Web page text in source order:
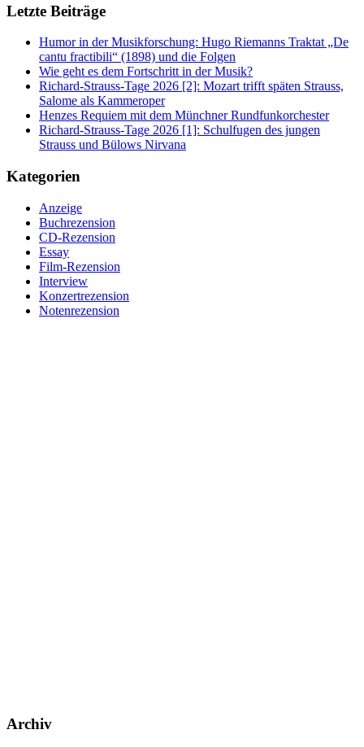
Letzte Beiträge
Humor in der Musikforschung: Hugo Riemanns Traktat „De
cantu fractibili“ (1898) und die Folgen
Wie geht es dem Fortschritt in der Musik?
Richard-Strauss-Tage 2026 [2]: Mozart trifft späten Strauss,
Salome als Kammeroper
Henzes Requiem mit dem Münchner Rundfunkorchester
Richard-Strauss-Tage 2026 [1]: Schulfugen des jungen
Strauss und Bülows Nirvana
Kategorien
Anzeige
Buchrezension
CD-Rezension
Essay
Film-Rezension
Interview
Konzertrezension
Notenrezension
Archiv